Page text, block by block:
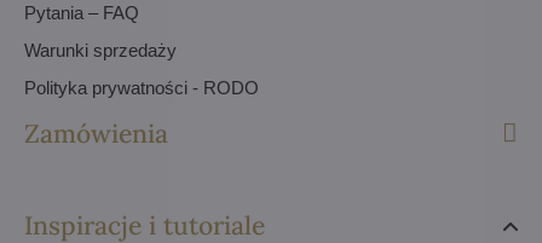
Pytania – FAQ
Warunki sprzedaży
Polityka prywatności - RODO
Zamówienia
Inspiracje i tutoriale